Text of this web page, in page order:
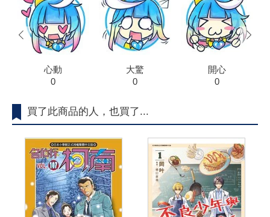
心動
0
大驚
0
開心
0
prev next
買了此商品的人，也買了...